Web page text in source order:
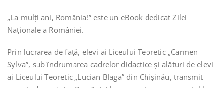
„La mulți ani, România!” este un eBook dedicat Zilei
Naționale a României.
Prin lucrarea de față, elevi ai Liceului Teoretic „Carmen
Sylva”, sub îndrumarea cadrelor didactice și alături de elevi
ai Liceului Teoretic „Lucian Blaga” din Chișinău, transmit